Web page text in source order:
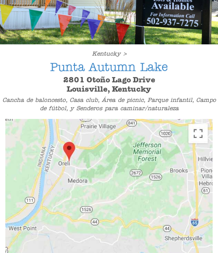
Kentucky >
Punta Autumn Lake
2801 Otoño Lago Drive
Louisville, Kentucky
Cancha de baloncesto, Casa club, Área de picnic, Parque infantil, Campo
de fútbol, y Senderos para caminar/naturaleza